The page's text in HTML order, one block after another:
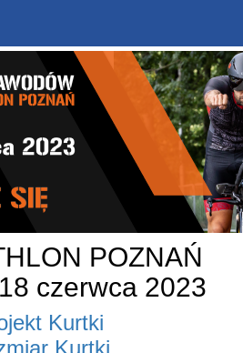
POZNAŃ
czerwca 2023
Kurtki
Kurtki